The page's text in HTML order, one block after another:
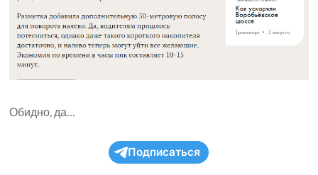
Обидно, да…
Подписаться